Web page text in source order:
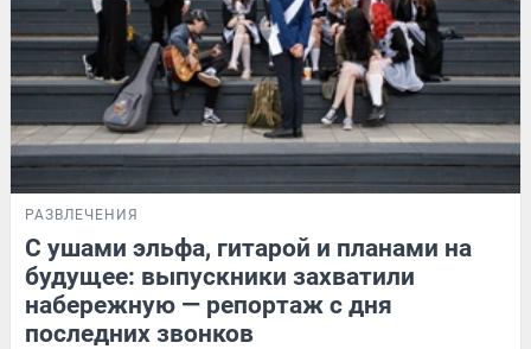
РАЗВЛЕЧЕНИЯ
С ушами эльфа, гитарой и планами на
будущее: выпускники захватили
набережную — репортаж с дня
последних звонков